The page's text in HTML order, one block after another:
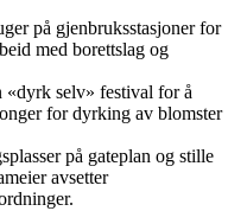
på gjenbruksstasjoner for
med borettslag og
selv» festival for å
for dyrking av blomster
på gateplan og stille
avsetter